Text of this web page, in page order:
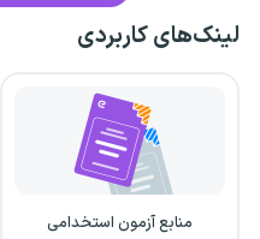
لینک‌های کاربردی
منابع آزمون استخدامی